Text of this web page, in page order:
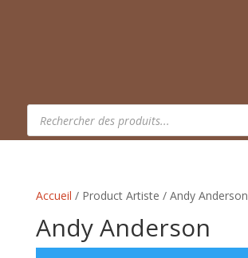
Recherche
produits
Accueil / Product Artiste / Andy Anderson
Andy Anderson